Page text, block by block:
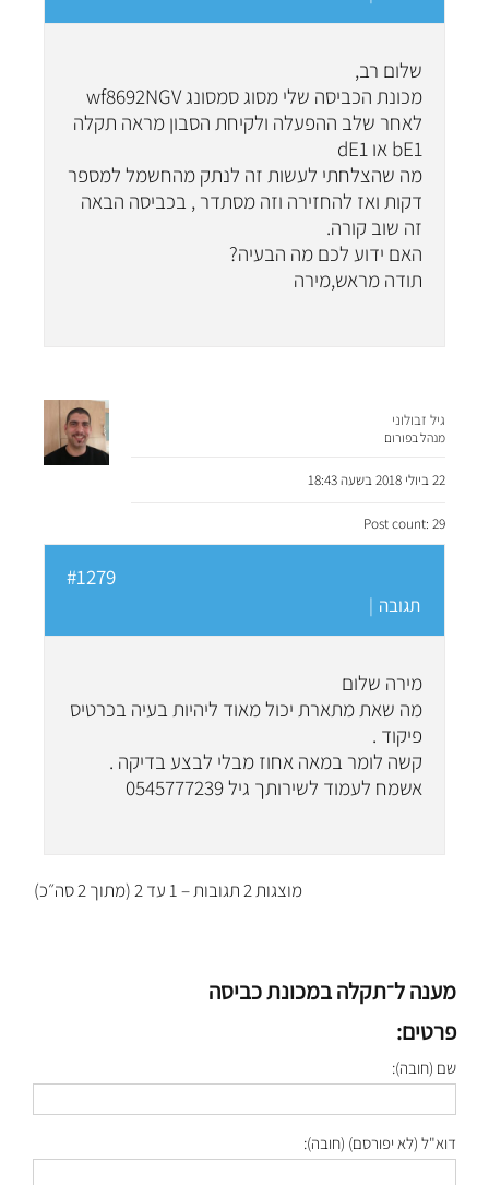
שלום רב,
מכונת הכביסה שלי מסוג סמסונג wf8692NGV
לאחר שלב ההפעלה ולקיחת הסבון מראה תקלה
bE1 או dE1
מה שהצלחתי לעשות זה לנתק מהחשמל למספר
דקות ואז להחזירה וזה מסתדר , בכביסה הבאה
זה שוב קורה.
האם ידוע לכם מה הבעיה?
תודה מראש,מירה
גיל זבולוני
מנהל בפורום
22 ביולי 2018 בשעה 18:43
Post count: 29
#1279
תגובה |
מירה שלום
מה שאת מתארת יכול מאוד ליהיות בעיה בכרטיס
פיקוד .
קשה לומר במאה אחוז מבלי לבצע בדיקה .
אשמח לעמוד לשירותך גיל 0545777239
מוצגות 2 תגובות – 1 עד 2 (מתוך 2 סה״כ)
מענה ל־תקלה במכונת כביסה
פרטים:
שם (חובה):
דוא"ל (לא יפורסם) (חובה):